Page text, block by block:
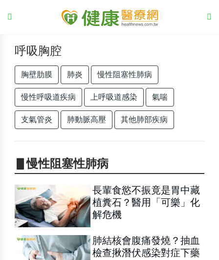
呼吸胸腔
胸壁肋膜 肺炎 慢性阻塞性肺病
慢性呼吸道疾病 上呼吸道感染 氣喘
支氣管炎 肺動脈高壓 其他肺部疾病
▋慢性阻塞性肺病
長輩食慾不振竟是胃中藏
植糞石？醫用「可樂」化
解危機
肺結核會腹痛發燒？抽血
檢查揪潛伏感染對症下藥